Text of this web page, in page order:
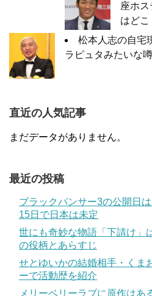
座ホ
はどこ
松本人志の自宅
ラピュタみたいな
直近の人気記事
まだデータがありません。
最近の投稿
ブラックパンサー3の公開日
15日で日本は未定
世にも奇妙な物語「下請け」
の役柄とあらすじ
せとゆいかの結婚相手・くま
ーで活動歴を紹介
メリーベリーラブに原作はあ